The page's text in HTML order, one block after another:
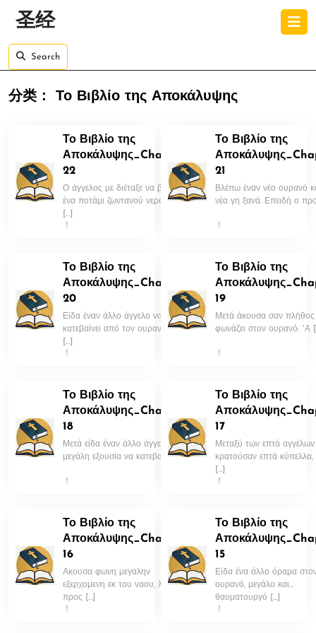
圣经
Search
分类： Το Βιβλίο της Αποκάλυψης
Το Βιβλίο της
Αποκάλυψης_Chapter
22
Ο άγγελος με διέταξε να βρω
ένα ποτάμι ζωντανού νερού σ
[…]
！
Το Βιβλίο της
21
Βλέπω έναν νέο ουρανό
νέα γη ξανά. Επειδή ο
！
Το Βιβλίο της
Αποκάλυψης_Chapter
20
Είδα έναν άλλο άγγελο να
κατεβαίνει από τον ουρανό, κρα
[…]
！
Το Βιβλίο της
19
Μετά άκουσα σαν
φωνάζει στον ουρανό: “Α
！
Το Βιβλίο της
Αποκάλυψης_Chapter
18
Μετά είδα έναν άλλο άγγελο με
μεγάλη εξουσία να κατεβαί […]
！
Το Βιβλίο της
17
Μεταξύ των επτά
κρατούσαν επτά
[…]
！
Το Βιβλίο της
Αποκάλυψης_Chapter
16
Ακουσα φωνη μεγαλην
εξερχομενη εκ του ναου, λεγων
προς […]
！
Το Βιβλίο της
15
Είδα ένα άλλο όραμα
ουρανό, μεγάλο και
θαυματουργό […]
！